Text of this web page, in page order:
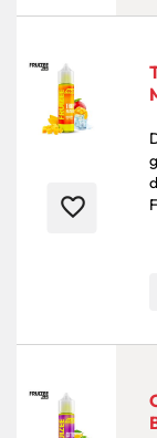
favorite_border